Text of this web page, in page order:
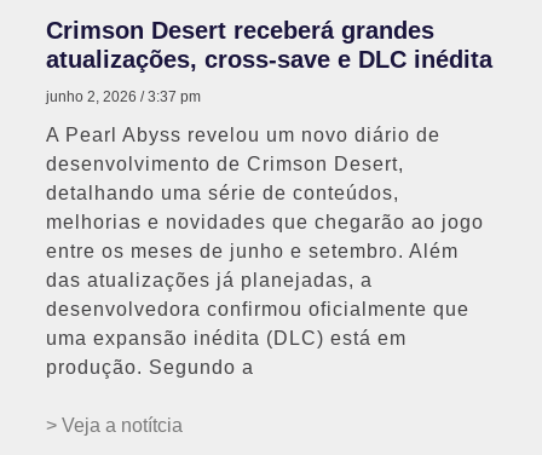
Crimson Desert receberá grandes
atualizações, cross-save e DLC inédita
junho 2, 2026 3:37 pm
A Pearl Abyss revelou um novo diário de
desenvolvimento de Crimson Desert,
detalhando uma série de conteúdos,
melhorias e novidades que chegarão ao jogo
entre os meses de junho e setembro. Além
das atualizações já planejadas, a
desenvolvedora confirmou oficialmente que
uma expansão inédita (DLC) está em
produção. Segundo a
> Veja a notítcia